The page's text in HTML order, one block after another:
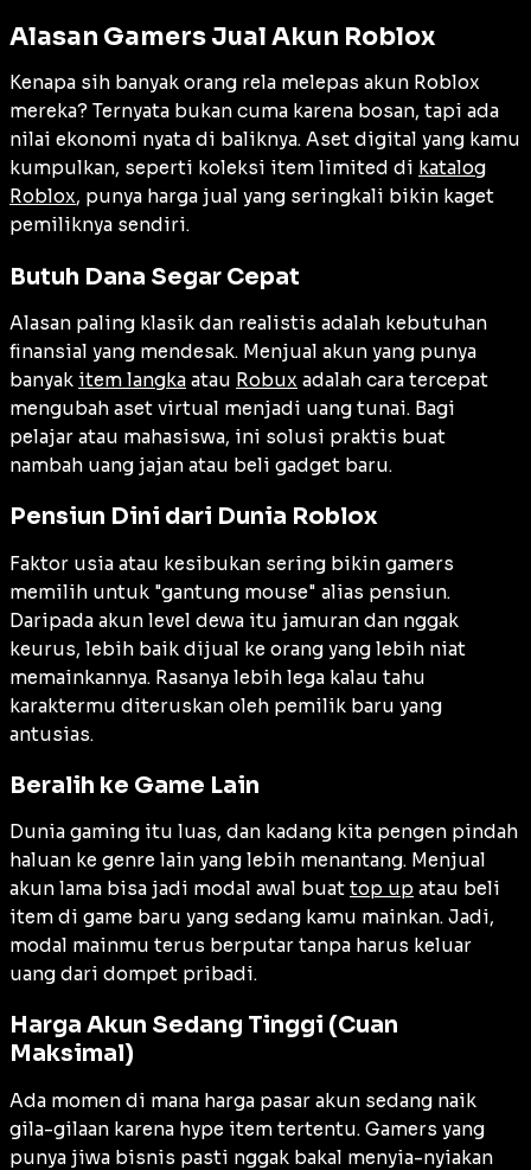
Alasan Gamers Jual Akun Roblox
Kenapa sih banyak orang rela melepas akun Roblox
mereka? Ternyata bukan cuma karena bosan, tapi ada
nilai ekonomi nyata di baliknya. Aset digital yang kamu
kumpulkan, seperti koleksi item limited di katalog
Roblox, punya harga jual yang seringkali bikin kaget
pemiliknya sendiri.
Butuh Dana Segar Cepat
Alasan paling klasik dan realistis adalah kebutuhan
finansial yang mendesak. Menjual akun yang punya
banyak item langka atau Robux adalah cara tercepat
mengubah aset virtual menjadi uang tunai. Bagi
pelajar atau mahasiswa, ini solusi praktis buat
nambah uang jajan atau beli gadget baru.
Pensiun Dini dari Dunia Roblox
Faktor usia atau kesibukan sering bikin gamers
memilih untuk "gantung mouse" alias pensiun.
Daripada akun level dewa itu jamuran dan nggak
keurus, lebih baik dijual ke orang yang lebih niat
memainkannya. Rasanya lebih lega kalau tahu
karaktermu diteruskan oleh pemilik baru yang
antusias.
Beralih ke Game Lain
Dunia gaming itu luas, dan kadang kita pengen pindah
haluan ke genre lain yang lebih menantang. Menjual
akun lama bisa jadi modal awal buat top up atau beli
item di game baru yang sedang kamu mainkan. Jadi,
modal mainmu terus berputar tanpa harus keluar
uang dari dompet pribadi.
Harga Akun Sedang Tinggi (Cuan
Maksimal)
Ada momen di mana harga pasar akun sedang naik
gila-gilaan karena hype item tertentu. Gamers yang
punya jiwa bisnis pasti nggak bakal menyia-nyiakan